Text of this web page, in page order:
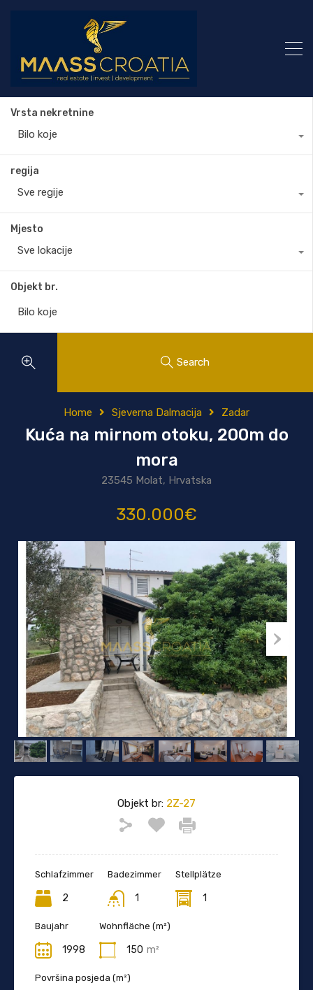
Vrsta nekretnine
Bilo koje
regija
Sve regije
Mjesto
Sve lokacije
Objekt br.
Search
Home Sjeverna Dalmacija Zadar
Kuća na mirnom otoku, 200m do
mora
23545 Molat, Hrvatska
330.000€
Objekt br: 2Z-27
Schlafzimmer
2
Badezimmer
1
Stellplätze
1
Baujahr
1998
Wohnfläche (m²)
150 m²
Površina posjeda (m²)